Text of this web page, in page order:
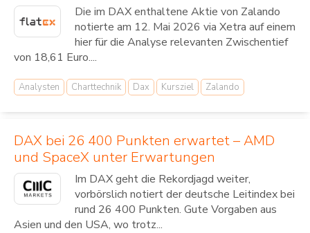
Die im DAX enthaltene Aktie von Zalando
notierte am 12. Mai 2026 via Xetra auf einem
hier für die Analyse relevanten Zwischentief
von 18,61 Euro....
Analysten Charttechnik Dax Kursziel Zalando
DAX bei 26 400 Punkten erwartet – AMD
und SpaceX unter Erwartungen
Im DAX geht die Rekordjagd weiter,
vorbörslich notiert der deutsche Leitindex bei
rund 26 400 Punkten. Gute Vorgaben aus
Asien und den USA, wo trotz...